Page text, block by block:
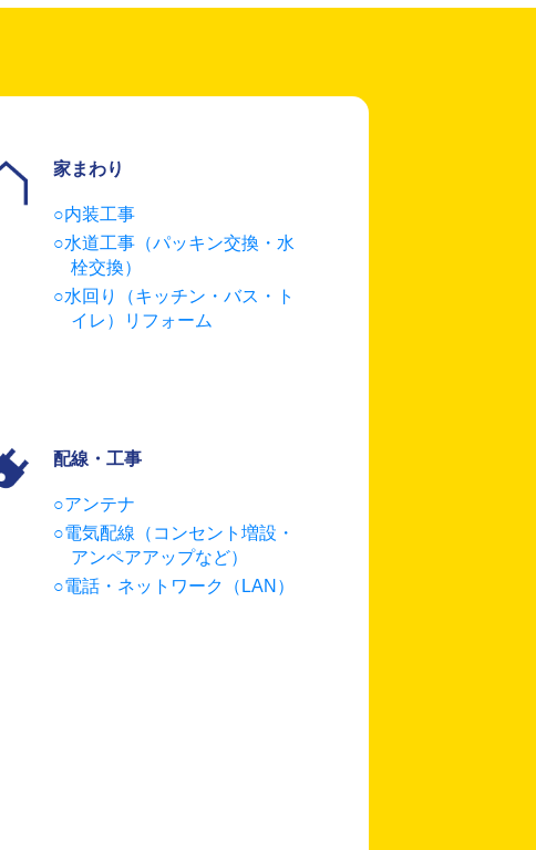
家まわり
内装工事
水道工事（パッキン交換・水
栓交換）
水回り（キッチン・バス・ト
イレ）リフォーム
配線・工事
アンテナ
電気配線（コンセント増設・
アンペアアップなど）
電話・ネットワーク（LAN）